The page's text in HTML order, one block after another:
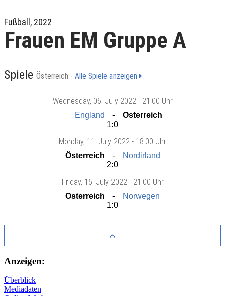
Fußball, 2022
Frauen EM Gruppe A
Spiele Österreich - Alle Spiele anzeigen
Wednesday, 06. July 2022 - 21:00 Uhr
England
Österreich
1:0
Monday, 11. July 2022 - 18:00 Uhr
Österreich
Nordirland
2:0
Friday, 15. July 2022 - 21:00 Uhr
Österreich
Norwegen
1:0
Anzeigen:
Überblick
Mediadaten